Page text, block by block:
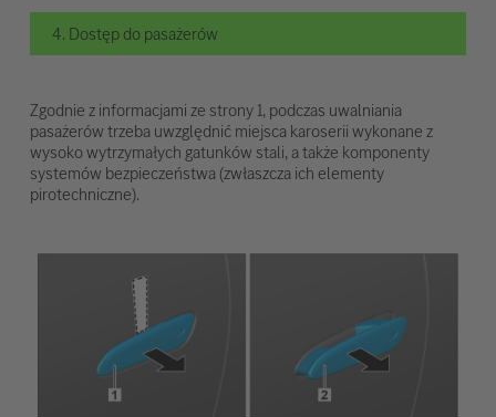
4. Dostęp do pasażerów
Zgodnie z informacjami ze strony 1, podczas uwalniania
pasażerów trzeba uwzględnić miejsca karoserii wykonane z
wysoko wytrzymałych gatunków stali, a także komponenty
systemów bezpieczeństwa (zwłaszcza ich elementy
pirotechniczne).